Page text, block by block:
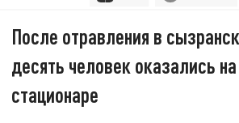
После отравления в
десять человек оказались
стационаре